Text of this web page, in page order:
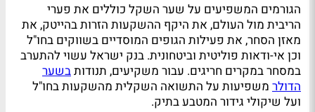
הגורמים המשפיעים על שער השקל כוללים את פערי
הריבית מול העולם, את היקף ההשקעות הזרות בהייטק, את
מאזן הסחר, את פעילות הגופים המוסדיים בשווקים בחו"ל
וכן אי-ודאות פוליטית וביטחונית. בנק ישראל עשוי להתערב
במסחר במקרים חריגים. עבור משקיעים, תנודותבשער
הדולר משפיעות על התשואה השקלית מהשקעות בחו"ל
ועל שיקולי גידור המטבע בתיק.